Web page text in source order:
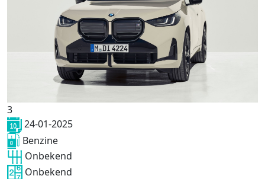
3
24-01-2025
Benzine
Onbekend
Onbekend